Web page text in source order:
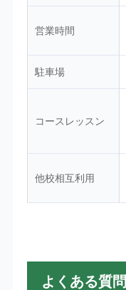
営業時間
駐車場
コースレッスン
他校相互利用
よくある質問